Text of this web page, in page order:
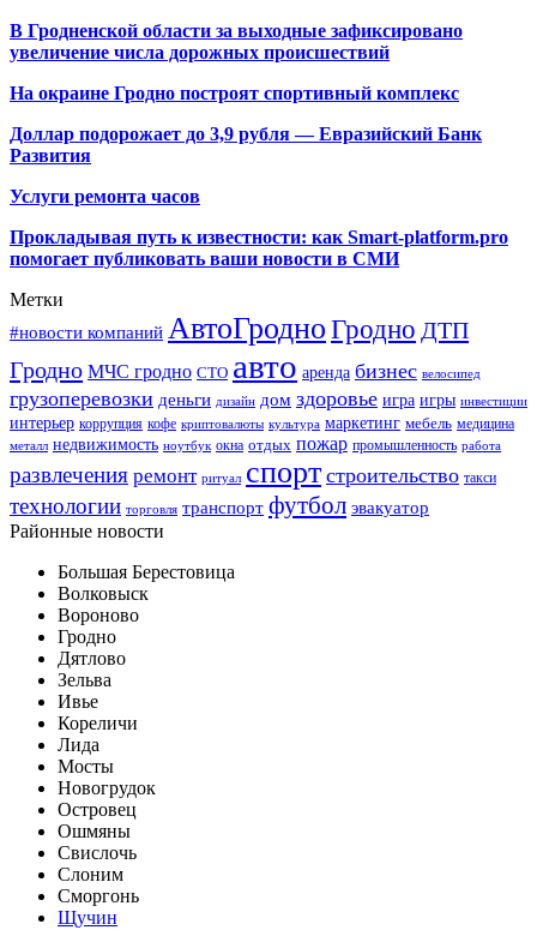
В Гродненской области за выходные зафиксировано
увеличение числа дорожных происшествий
На окраине Гродно построят спортивный комплекс
Доллар подорожает до 3,9 рубля — Евразийский Банк
Развития
Услуги ремонта часов
Прокладывая путь к известности: как Smart-platform.pro
помогает публиковать ваши новости в СМИ
Метки
#новости компаний АвтоГродноГродно ДТП
Гродно МЧС гродно СТО авто аренда бизнес велосипед
грузоперевозки деньги дизайн дом здоровье игра игры инвестиции
интерьер коррупция кофе криптовалюты культура маркетинг мебель медицина
металл недвижимость ноутбук окна отдых пожар промышленность работа
развлечения ремонт ритуал спорт строительство такси
технологии торговля транспорт футбол эвакуатор
Районные новости
Большая Берестовица
Волковыск
Вороново
Гродно
Дятлово
Зельва
Ивье
Кореличи
Лида
Мосты
Новогрудок
Островец
Ошмяны
Свислочь
Слоним
Сморгонь
Щучин